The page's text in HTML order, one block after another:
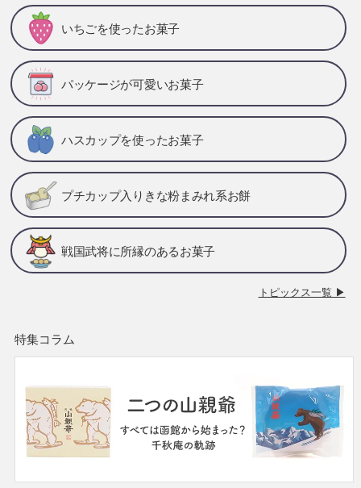
いちごを使ったお菓子
パッケージが可愛いお菓子
ハスカップを使ったお菓子
プチカップ入りきな粉まみれ系お餅
戦国武将に所縁のあるお菓子
トピックス一覧 ▶
特集コラム